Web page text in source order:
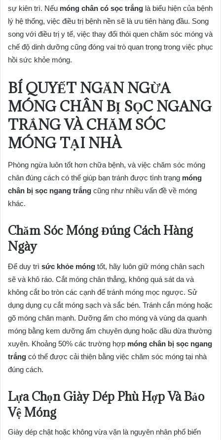
sự kiên trì. Nếu móng chân có sọc trắng là biểu hiện của bệnh
lý hệ thống, việc điều trị bệnh nền sẽ là ưu tiên hàng đầu. Song
song với điều trị y tế, việc thay đổi thói quen chăm sóc móng và
chế độ dinh dưỡng cũng đóng vai trò quan trọng trong việc phục
hồi sức khỏe móng.
BÍ QUYẾT NGĂN NGỪA
MÓNG CHÂN BỊ SỌC NGANG
TRẮNG VÀ CHĂM SÓC
MÓNG TẠI NHÀ
Phòng ngừa luôn tốt hơn chữa bệnh, và việc chăm sóc móng
chân đúng cách có thể giúp bạn tránh được tình trạng móng
chân bị sọc ngang trắng cũng như nhiều vấn đề về móng
khác.
Chăm Sóc Móng Đúng Cách Hàng
Ngày
Để duy trì sức khỏe móng tốt, hãy luôn giữ móng chân sạch
sẽ và khô ráo. Cắt móng chân thẳng, không quá sát da và
không cắt bo tròn các cạnh để tránh móng mọc ngược. Sử
dụng dụng cụ cắt móng sạch và sắc bén. Tránh cắn móng hoặc
gõ móng chân mạnh. Dưỡng ẩm cho móng và vùng da quanh
móng bằng kem dưỡng ẩm chuyên dụng hoặc dầu dừa thường
xuyên. Khoảng 50% các trường hợp móng chân bị sọc ngang
trắng có thể được cải thiện bằng việc chăm sóc móng tại nhà
đúng cách.
Lựa Chọn Giày Dép Phù Hợp Và Bảo
Vệ Móng
Giày dép chật hoặc không vừa vặn là nguyên nhân phổ biến